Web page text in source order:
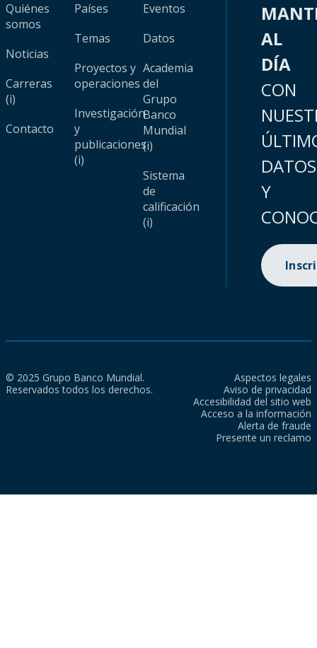
Quiénes
somos
Noticias
Carreras
(i)
Contacto
Países
Temas
Proyectos y
operaciones
Investigación
y
publicaciones
(i)
Eventos
Datos
Academia
del
Grupo
Banco
Mundial
(i)
Sistema
de
calificación
(i)
AL
DÍA
CON
DATOS
Y
© 2025 Grupo Banco Mundial.
Reservados todos los derechos.
Aspectos legales
Aviso de privacidad
Accesibilidad del sitio web
Acceso a la información
Alerta de fraude
Presente un reclamo